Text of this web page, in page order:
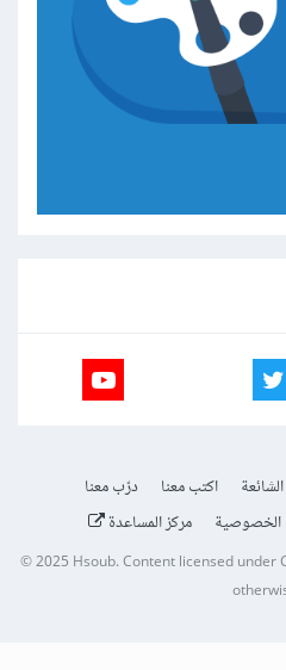
اكتب معنا
درّب معنا
الخصوصية مركز المساعدة
© 2025Hsoub.Content licensed under